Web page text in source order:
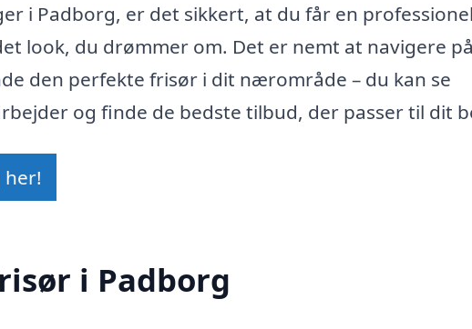
i Padborg, er det sikkert, at du får en professionel
look, du drømmer om. Det er nemt at navigere på
den perfekte frisør i dit nærområde – du kan se
og finde de bedste tilbud, der passer til dit
her!
i Padborg